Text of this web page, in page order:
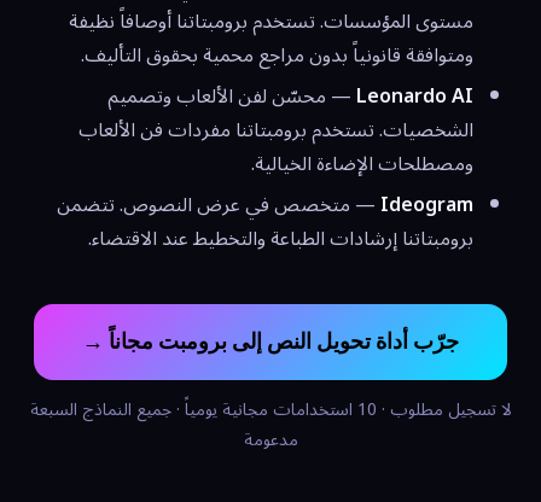
مستوى المؤسسات. تستخدم برومبتاتنا أوصافاً نظيفة
ومتوافقة قانونياً بدون مراجع محمية بحقوق التأليف.
Leonardo AI— محسّن لفن الألعاب وتصميم
الشخصيات. تستخدم برومبتاتنا مفردات فن الألعاب
ومصطلحات الإضاءة الخيالية.
Ideogram— متخصص في عرض النصوص. تتضمن
برومبتاتنا إرشادات الطباعة والتخطيط عند الاقتضاء.
جرّب أداة تحويل النص إلى برومبت مجاناً →
لا تسجيل مطلوب · 10 استخدامات مجانية يومياً · جميع النماذج السبعة
مدعومة